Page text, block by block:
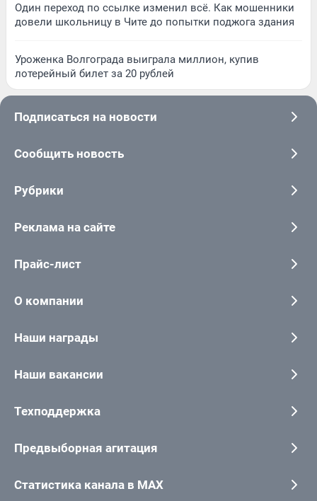
Один переход по ссылке изменил всё. Как мошенники
довели школьницу в Чите до попытки поджога здания
Уроженка Волгограда выиграла миллион, купив
лотерейный билет за 20 рублей
Подписаться на новости
Сообщить новость
Рубрики
Реклама на сайте
Прайс-лист
О компании
Наши награды
Наши вакансии
Техподдержка
Предвыборная агитация
Статистика канала в MAX